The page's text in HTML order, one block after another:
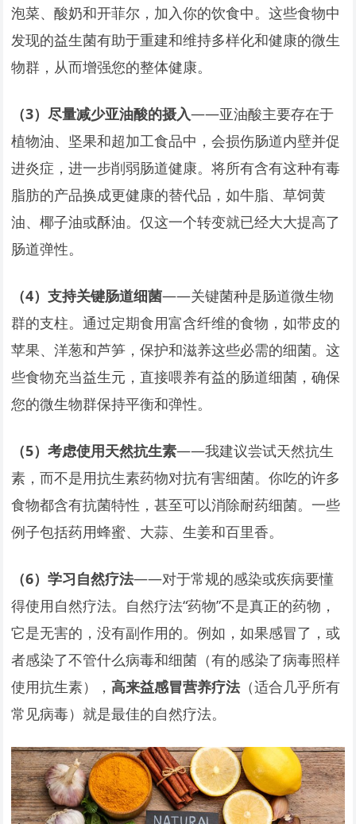
泡菜、酸奶和开菲尔，加入你的饮食中。这些食物中
发现的益生菌有助于重建和维持多样化和健康的微生
物群，从而增强您的整体健康。
（3）尽量减少亚油酸的摄入——亚油酸主要存在于
植物油、坚果和超加工食品中，会损伤肠道内壁并促
进炎症，进一步削弱肠道健康。将所有含有这种有毒
脂肪的产品换成更健康的替代品，如牛脂、草饲黄
油、椰子油或酥油。仅这一个转变就已经大大提高了
肠道弹性。
（4）支持关键肠道细菌——关键菌种是肠道微生物
群的支柱。通过定期食用富含纤维的食物，如带皮的
苹果、洋葱和芦笋，保护和滋养这些必需的细菌。这
些食物充当益生元，直接喂养有益的肠道细菌，确保
您的微生物群保持平衡和弹性。
（5）考虑使用天然抗生素——我建议尝试天然抗生
素，而不是用抗生素药物对抗有害细菌。你吃的许多
食物都含有抗菌特性，甚至可以消除耐药细菌。一些
例子包括药用蜂蜜、大蒜、生姜和百里香。
（6）学习自然疗法——对于常规的感染或疾病要懂
得使用自然疗法。自然疗法“药物”不是真正的药物，
它是无害的，没有副作用的。例如，如果感冒了，或
者感染了不管什么病毒和细菌（有的感染了病毒照样
使用抗生素），高来益感冒营养疗法（适合几乎所有
常见病毒）就是最佳的自然疗法。